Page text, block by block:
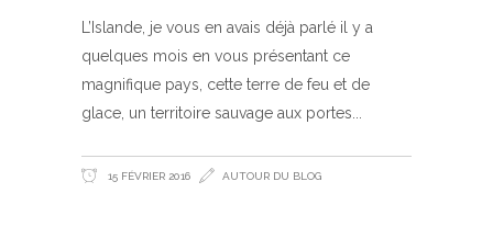
L’Islande, je vous en avais déjà parlé il y a
quelques mois en vous présentant ce
magnifique pays, cette terre de feu et de
glace, un territoire sauvage aux portes
15 FÉVRIER 2016 AUTOUR DU BLOG